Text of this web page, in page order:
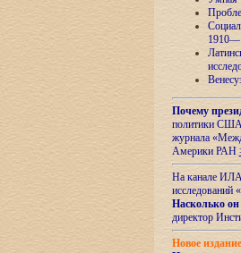
Почему
политики США
журнала
Америки РАН
На канале ИЛА
исследований «
Насколько он
директор
Новое